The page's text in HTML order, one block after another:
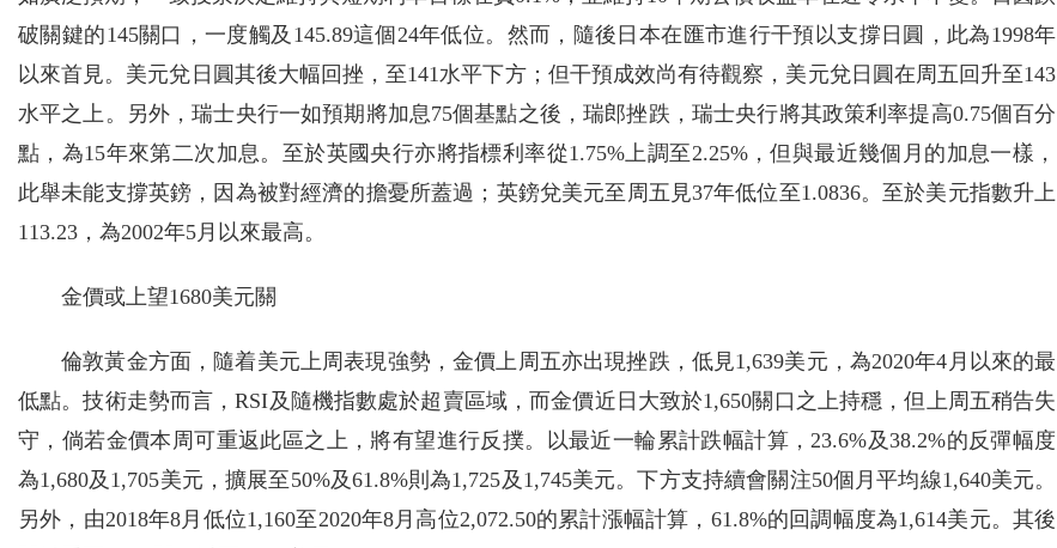
破關鍵的145關口，一度觸及145.89這個24年低位。然而，隨後日本在匯市進行干預以支撐日圓，此為1998年
以來首見。美元兌日圓其後大幅回挫，至141水平下方；但干預成效尚有待觀察，美元兌日圓在周五回升至143
水平之上。另外，瑞士央行一如預期將加息75個基點之後，瑞郎挫跌，瑞士央行將其政策利率提高0.75個百分
點，為15年來第二次加息。至於英國央行亦將指標利率從1.75%上調至2.25%，但與最近幾個月的加息一樣，
此舉未能支撐英鎊，因為被對經濟的擔憂所蓋過；英鎊兌美元至周五見37年低位至1.0836。至於美元指數升上
113.23，為2002年5月以來最高。
金價或上望1680美元關
倫敦黃金方面，隨着美元上周表現強勢，金價上周五亦出現挫跌，低見1,639美元，為2020年4月以來的最
低點。技術走勢而言，RSI及隨機指數處於超賣區域，而金價近日大致於1,650關口之上持穩，但上周五稍告失
守，倘若金價本周可重返此區之上，將有望進行反撲。以最近一輪累計跌幅計算，23.6%及38.2%的反彈幅度
為1,680及1,705美元，擴展至50%及61.8%則為1,725及1,745美元。下方支持續會關注50個月平均線1,640美元。
另外，由2018年8月低位1,160至2020年8月高位2,072.50的累計漲幅計算，61.8%的回調幅度為1,614美元。其後